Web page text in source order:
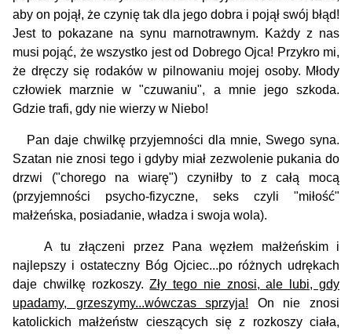
aby on pojął, że czynię tak dla jego dobra i pojął swój błąd!
Jest to pokazane na synu marnotrawnym. Każdy z nas
musi pojąć, że wszystko jest od Dobrego Ojca! Przykro mi,
że dręczy się rodaków w pilnowaniu mojej osoby. Młody
człowiek marznie w "czuwaniu", a mnie jego szkoda.
Gdzie trafi, gdy nie wierzy w Niebo!
Pan daje chwilkę przyjemności dla mnie, Swego syna.
Szatan nie znosi tego i gdyby miał zezwolenie pukania do
drzwi ("chorego na wiarę") czyniłby to z całą mocą
(przyjemności psycho-fizyczne, seks czyli "miłość"
małżeńska, posiadanie, władza i swoja wola).
A tu złączeni przez Pana węzłem małżeńskim i
najlepszy i ostateczny Bóg Ojciec...po różnych udrękach
daje chwilkę rozkoszy.Zły tego nie zno­si, ale lubi, gdy
upadamy, grzeszymy...wówczas sprzyja! On nie znosi
katolickich małże­ństw cieszących się z rozkoszy ciała,